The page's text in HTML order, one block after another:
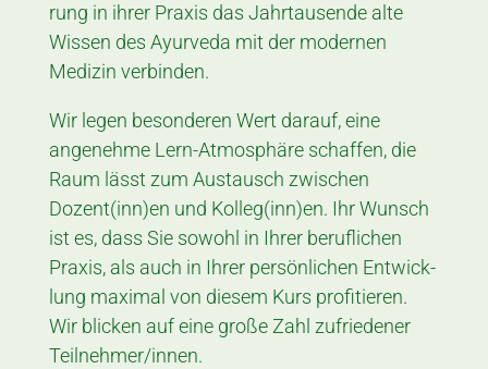
rung in ihrer Praxis das Jahr­tausen­de alte
Wissen des Ayur­veda mit der mo­dernen
Medizin verbinden.
Wir legen besonderen Wert darauf, eine
angenehme Lern-Atmosphäre schaffen, die
Raum lässt zum Austausch zwischen
Dozent(inn)en und Kol­leg(inn)en. Ihr Wunsch
ist es, dass Sie sowohl in Ihrer beruflichen
Praxis, als auch in Ihrer per­sönlichen Ent­wick­
lung max­imal von diesem Kurs pro­fi­tieren.
Wir blicken auf eine große Zahl zu­frie­dener
Teilnehmer/innen.